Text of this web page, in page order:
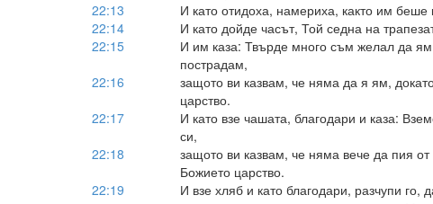
22:13
И като отидоха, намериха, както им беше
22:14
И като дойде часът, Той седна на
22:15
И им каза: Твърде много съм желал да ям
пострадам,
22:16
защото ви казвам, че няма да я ям,
царство.
22:17
И като взе чашата, благодари и каза:
си,
22:18
защото ви казвам, че няма вече да пия
Божието царство.
22:19
И взе хляб и като благодари, разчупи